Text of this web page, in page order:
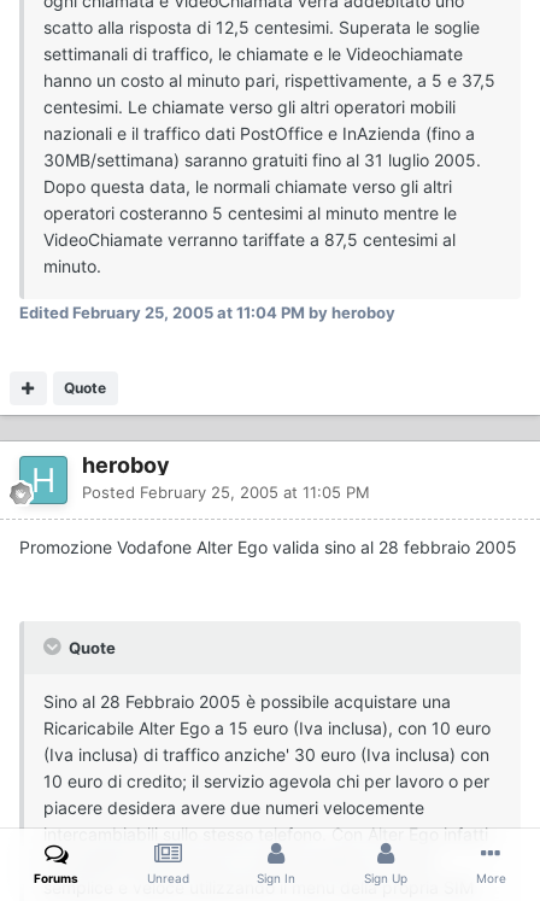
scatto alla risposta di 12,5 centesimi. Superata le soglie
settimanali di traffico, le chiamate e le Videochiamate
hanno un costo al minuto pari, rispettivamente, a 5 e 37,5
centesimi. Le chiamate verso gli altri operatori mobili
nazionali e il traffico dati PostOffice e InAzienda (fino a
30MB/settimana) saranno gratuiti fino al 31 luglio 2005.
Dopo questa data, le normali chiamate verso gli altri
operatori costeranno 5 centesimi al minuto mentre le
VideoChiamate verranno tariffate a 87,5 centesimi al
minuto.
EditedFebruary 25, 2005 at 11:04 PM by heroboy
Quote
heroboy
Posted February 25, 2005 at 11:05 PM
Promozione Vodafone Alter Ego valida sino al 28 febbraio 2005
Quote
Sino al 28 Febbraio 2005 è possibile acquistare una
Ricaricabile Alter Ego a 15 euro (Iva inclusa), con 10 euro
(Iva inclusa) di traffico anziche' 30 euro (Iva inclusa) con
10 euro di credito; il servizio agevola chi per lavoro o per
piacere desidera avere due numeri velocemente
intercambiabili sullo stesso telefono. Con Alter Ego infatti
è possibile passare da un numero all'altro in modo
semplice e veloce utilizzando il menu della propria SIM
Forums Unread Sign In Sign Up More